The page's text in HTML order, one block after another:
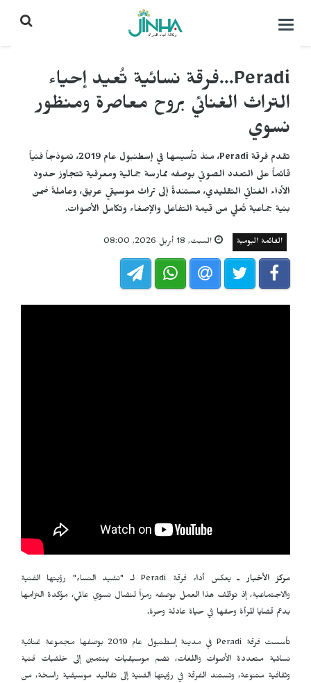
التحكم
Peradi...فرقة نسائية تُعيد إحياء
التراث الغنائي بروح معاصرة ومنظور
نسوي
تقدم فرقة Peradi، منذ تأسيسها في إسطنبول عام 2019، نموذجاً فنياً
قائماً على التعدد الصوتي بوصفه ممارسة جمالية ومعرفية تتجاوز حدود
الأداء الغنائي التقليدي، مستندةً إلى تراث موسيقي عريق، وعاملةً ضمن
بنية جماعية تُعلي من قيمة التفاعل والإصغاء وتكامل الأصوات.
القائمة اليومية السبت, 18 أبريل 2026, 08:00
مركز الأخبار ـيعكس أداء فرقة Peradiلـ "نشيد النساء" رؤيتها الفنية
والاجتماعية، إذ توظّف هذا العمل بوصفه رمزاً لنضال نسوي عالمي، مؤكدة التزامها
بدعم قضايا المرأة وحقها في حياة عادلة وحرة.
تأسست فرقة Peradi
في مدينة إسطنبول عام 2019 بوصفها مجموعة غنائية
نسائية متعددة الأصوات واللغات، تضم موسيقيات ينتمين إلى خلفيات فنية
وثقافية متنوعة، وتستند الفرقة في رؤيتها الفنية إلى تقاليد موسيقية راسخة، من